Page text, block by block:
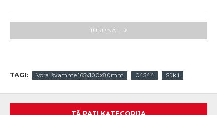
TURPINĀT
TAGI: Vorel švamme 165x100x80mm 04544 Sūkļi
TĀ PATI KATEGORIJA